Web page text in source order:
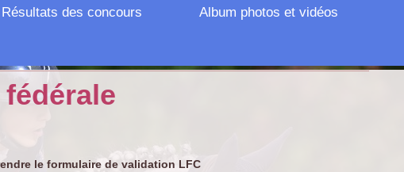
Résultats des concours Album photos et vidéos
le formulaire de validation LFC